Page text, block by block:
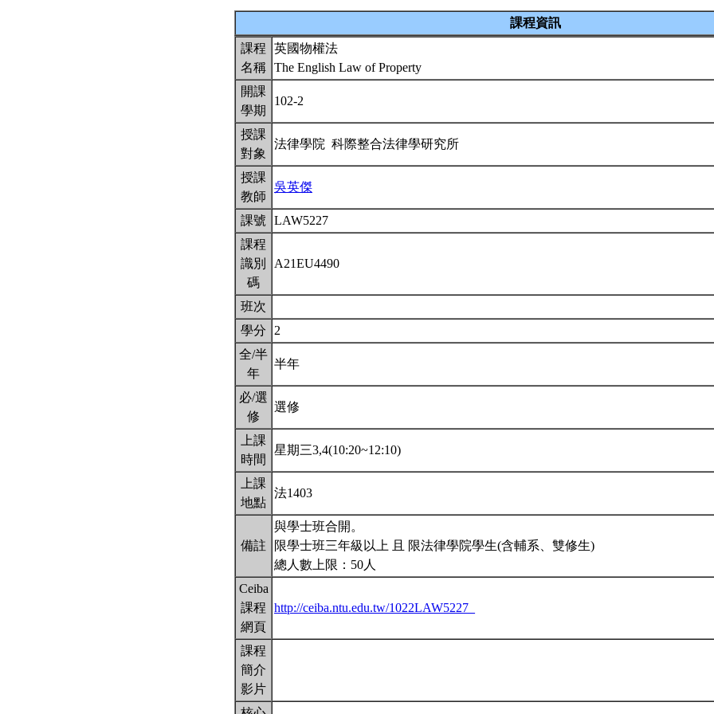
課程資訊
課程
名稱
英國物權法
The English Law of Property
開課
學期
102-2
授課
對象
法律學院 科際整合法律學研究所
授課
教師
吳英傑
課號
LAW5227
課程
識別
碼
A21EU4490
班次
學分
2
全/半
年
半年
必/選
修
選修
上課
時間
星期三3,4(10:20~12:10)
上課
地點
法1403
備註
與學士班合開。
限學士班三年級以上 且 限法律學院學生(含輔系、雙修生)
總人數上限：50人
Ceiba
課程
網頁
http://ceiba.ntu.edu.tw/1022LAW5227_
課程
簡介
影片